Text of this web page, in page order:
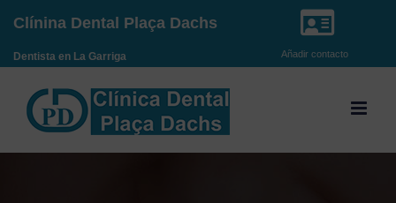
Saltar
Clínina Dental Plaça Dachs
Dentista en La Garriga Añadir contacto